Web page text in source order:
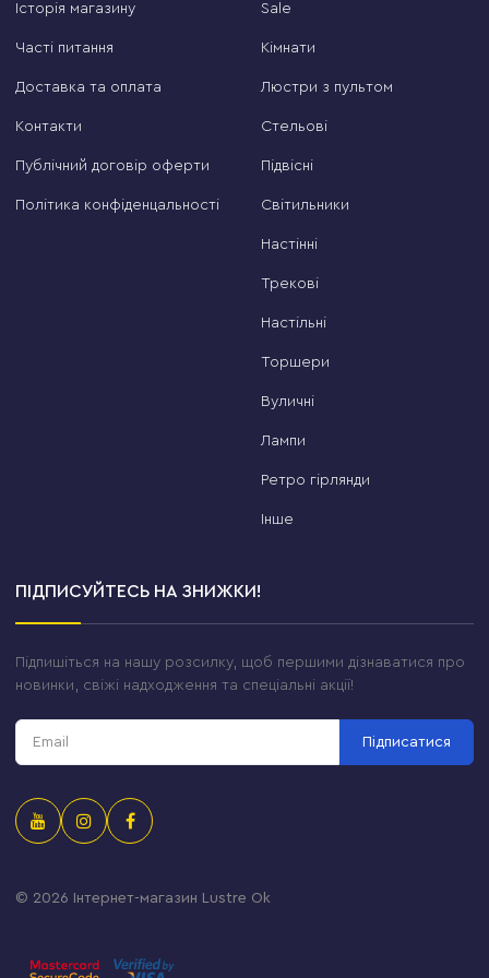
Історія магазину
Часті питання
Доставка та оплата
Контакти
Публічний договір оферти
Політика конфіденцальності
Sale
Кімнати
Люстри з пультом
Стельові
Підвісні
Світильники
Настінні
Трекові
Настільні
Торшери
Вуличні
Лампи
Ретро гірлянди
Інше
ПІДПИСУЙТЕСЬ НА ЗНИЖКИ!
Підпишіться на нашу розсилку, щоб першими дізнаватися про
новинки, свіжі надходження та спеціальні акції!
Підписатися
© 2026 Інтернет-магазин Lustre Ok